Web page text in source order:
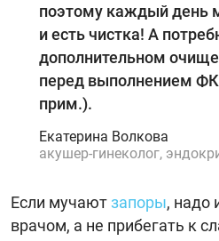
поэтому каждый день
и есть чистка! А
дополнительном
перед выполнением
прим.).
Екатерина Волкова
акушер-гинеколог,
Если мучаютзапоры, надо
врачом, а не прибегать к